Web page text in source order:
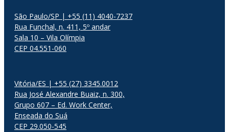
São Paulo/SP | +55 (11) 4040-7237
Rua Funchal, n. 411, 5º andar
Sala 10 – Vila Olímpia
CEP 04.551-060
Vitória/ES | +55 (27) 3345.0012
Rua José Alexandre Buaiz, n. 300,
Grupo 607 – Ed. Work Center,
Enseada do Suá
CEP 29.050-545